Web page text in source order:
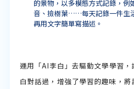
的景物，以多模態方式記錄，例
音、撿樹葉……每天記錄一件生
再用文字簡單寫描述。
運用「AI李白」去驅動文學學習，
白對話過，增強了學習的趣味，將